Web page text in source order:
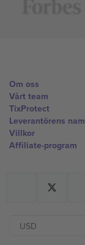
Om oss
Vårt team
TixProtect
Leverantörens
Villkor
Affiliate-program